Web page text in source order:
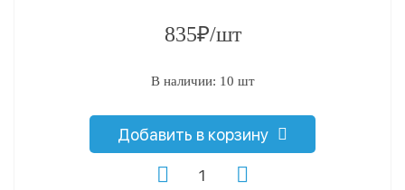
835₽/шт
В наличии: 10 шт
Добавить в корзину